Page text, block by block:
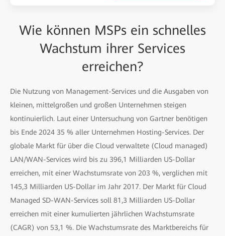
Wie können MSPs ein schnelles
Wachstum ihrer Services
erreichen?
Die Nutzung von Management-Services und die Ausgaben von
kleinen, mittelgroßen und großen Unternehmen steigen
kontinuierlich. Laut einer Untersuchung von Gartner benötigen
bis Ende 2024 35 % aller Unternehmen Hosting-Services. Der
globale Markt für über die Cloud verwaltete (Cloud managed)
LAN/WAN-Services wird bis zu 396,1 Milliarden US-Dollar
erreichen, mit einer Wachstumsrate von 203 %, verglichen mit
145,3 Milliarden US-Dollar im Jahr 2017. Der Markt für Cloud
Managed SD-WAN-Services soll 81,3 Milliarden US-Dollar
erreichen mit einer kumulierten jährlichen Wachstumsrate
(CAGR) von 53,1 %. Die Wachstumsrate des Marktbereichs für